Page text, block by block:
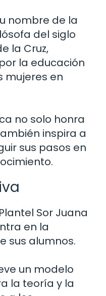
nombre de la
del siglo
la Cruz,
la educación
mujeres en
no solo honra
inspira a
sus pasos en
Sor Juana
en la
sus alumnos.
un modelo
la teoría y la